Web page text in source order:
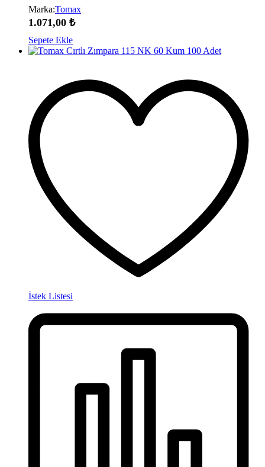
Marka:Tomax
1.071,00 ₺
Sepete Ekle
İstek Listesi